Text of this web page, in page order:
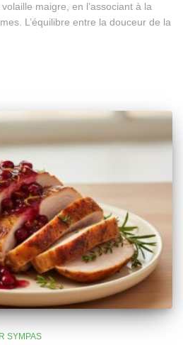
maigre, en l’associant à la
L’équilibre entre la douceur de la
SYMPAS